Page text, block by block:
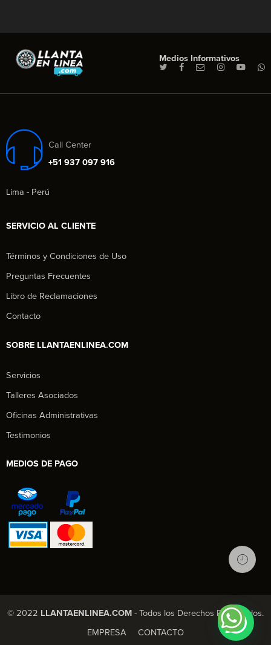
Medios Informativos
Call Center
+51 937 097 916
Lima - Perú
SERVICIO AL CLIENTE
Términos y Condiciones de Uso
Preguntas Frecuentes
Libro de Reclamaciones
Contacto
SOBRE LLANTAENLINEA.COM
Servicios
Talleres Asociados
Oficinas Administrativas
Testimonios
MEDIOS DE PAGO
© 2022 LLANTAENLINEA.COM - Todos los Derechos Reservados.
EMPRESA
CONTACTO
1